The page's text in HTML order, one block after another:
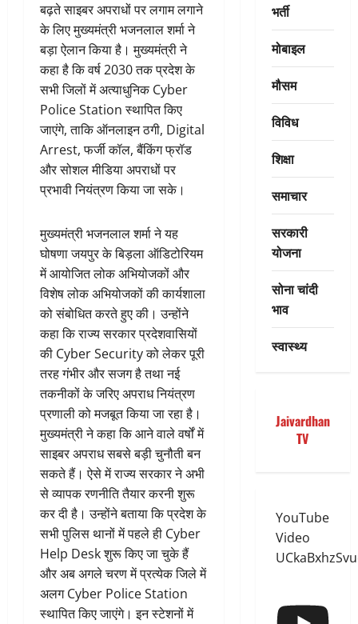
बढ़ते साइबर अपराधों पर लगाम लगाने
के लिए मुख्यमंत्री भजनलाल शर्मा ने
बड़ा ऐलान किया है। मुख्यमंत्री ने
कहा है कि वर्ष 2030 तक प्रदेश के
सभी जिलों में अत्याधुनिक Cyber
Police Station स्थापित किए
जाएंगे, ताकि ऑनलाइन ठगी, Digital
Arrest, फर्जी कॉल, बैंकिंग फ्रॉड
और सोशल मीडिया अपराधों पर
प्रभावी नियंत्रण किया जा सके।
मुख्यमंत्री भजनलाल शर्मा ने यह
घोषणा जयपुर के बिड़ला ऑडिटोरियम
में आयोजित लोक अभियोजकों और
विशेष लोक अभियोजकों की कार्यशाला
को संबोधित करते हुए की। उन्होंने
कहा कि राज्य सरकार प्रदेशवासियों
की Cyber Security को लेकर पूरी
तरह गंभीर और सजग है तथा नई
तकनीकों के जरिए अपराध नियंत्रण
प्रणाली को मजबूत किया जा रहा है।
मुख्यमंत्री ने कहा कि आने वाले वर्षों में
साइबर अपराध सबसे बड़ी चुनौती बन
सकते हैं। ऐसे में राज्य सरकार ने अभी
से व्यापक रणनीति तैयार करनी शुरू
कर दी है। उन्होंने बताया कि प्रदेश के
सभी पुलिस थानों में पहले ही Cyber
Help Desk शुरू किए जा चुके हैं
और अब अगले चरण में प्रत्येक जिले में
अलग Cyber Police Station
स्थापित किए जाएंगे। इन स्टेशनों में
भर्ती
मोबाइल
मौसम
विविध
शिक्षा
समाचार
सरकारी
योजना
सोना चांदी
भाव
स्वास्थ्य
Jaivardhan
TV
YouTube
Video